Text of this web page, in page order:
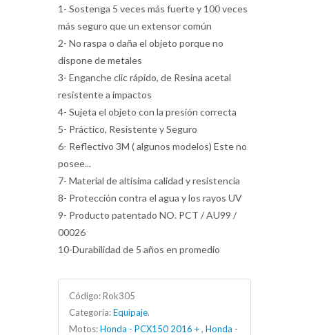
1- Sostenga 5 veces más fuerte y 100 veces
más seguro que un extensor común
2- No raspa o daña el objeto porque no
dispone de metales
3- Enganche clic rápido, de Resina acetal
resistente a impactos
4- Sujeta el objeto con la presión correcta
5- Práctico, Resistente y Seguro
6- Reflectivo 3M ( algunos modelos) Este no
posee...
7- Material de altísima calidad y resistencia
8- Protección contra el agua y los rayos UV
9- Producto patentado NO. PCT / AU99 /
00026
10-Durabilidad de 5 años en promedio
Código:Rok305
Categoría:Equipaje.
Motos:Honda - PCX150 2016 +, Honda -